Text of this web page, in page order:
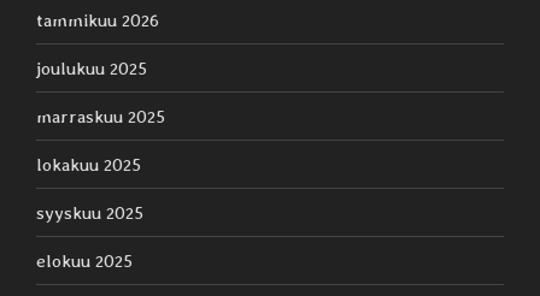
tammikuu 2026
joulukuu 2025
marraskuu 2025
lokakuu 2025
syyskuu 2025
elokuu 2025